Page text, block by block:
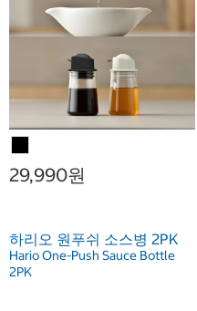
29,990원
하리오 원푸쉬 소스병 2PK
Hario One-Push Sauce Bottle
2PK